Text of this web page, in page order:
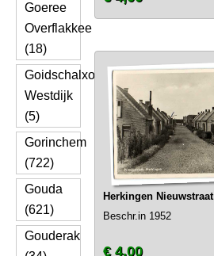
Goeree
Overflakkee
(18)
Goidschalxoord
Westdijk
(5)
Gorinchem
(722)
Gouda
(621)
Gouderak
Herkingen Nieuwstraat
Beschr.in 1952
€ 4,00